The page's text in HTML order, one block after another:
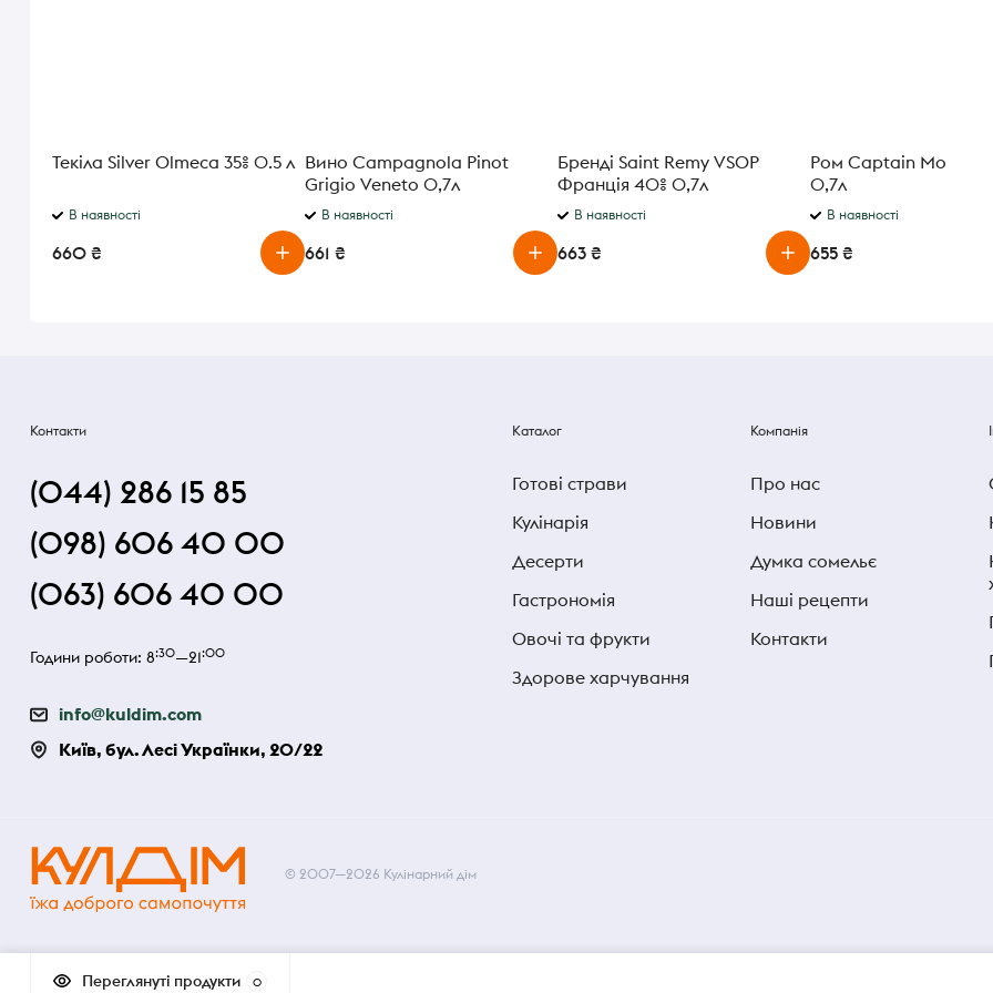
Текіла Silver Olmeca 35% 0.5 л
В наявності
660 ₴
Вино Campagnola Pinot
Grigio Veneto 0,7л
В наявності
661 ₴
Бренді Saint Remy VSOP
Франція 40% 0,7л
В наявності
663 ₴
Ром Captain Morgan
0,7л
В наявності
655 ₴
Контакти
(044) 286 15 85
(098) 606 40 00
(063) 606 40 00
Години роботи: 8:30—21:00
info@kuldim.com
Київ, бул. Лесі Українки, 20/22
Каталог
Готові страви
Кулінарія
Десерти
Гастрономія
Овочі та фрукти
Здорове харчування
Компанія
Про нас
Новини
Думка сомельє
Наші рецепти
Контакти
© 2007—2026 Кулінарний дім
Переглянуті продукти 0